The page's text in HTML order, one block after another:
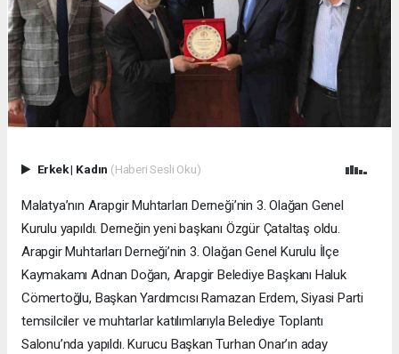
Erkek| Kadın (Haberi Sesli Oku)
Malatya’nın Arapgir Muhtarları Derneği’nin 3. Olağan Genel
Kurulu yapıldı. Derneğin yeni başkanı Özgür Çataltaş oldu.
Arapgir Muhtarları Derneği’nin 3. Olağan Genel Kurulu İlçe
Kaymakamı Adnan Doğan, Arapgir Belediye Başkanı Haluk
Cömertoğlu, Başkan Yardımcısı Ramazan Erdem, Siyasi Parti
temsilciler ve muhtarlar katılımlarıyla Belediye Toplantı
Salonu’nda yapıldı. Kurucu Başkan Turhan Onar’ın aday